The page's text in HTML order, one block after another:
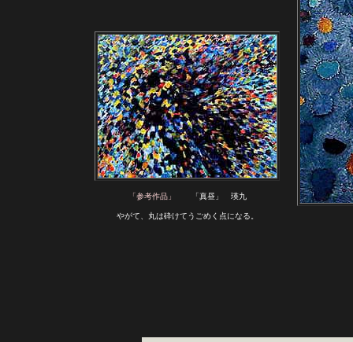
「参考作品」 「真昼」　瑛九
やがて、丸は砕けてうごめく点になる。